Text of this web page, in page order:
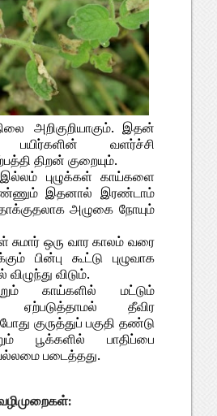
அறிகுறியாகும். இதன்
பயிர்களின் வளர்ச்சி
திறன் குறையும்.
புழுக்கள் காய்களை
இதனால் இரண்டாம்
அழுகை நோயும்
சுமார் ஒரு வார காலம் வரை
பின்பு கூட்டு புழுவாக
விடும்.
காய்களில் மட்டும்
ஏற்படுத்தாமல் தீவிர
குருத்துப் பகுதி தண்டு
பூக்களில் பாதிப்பை
படைத்தது.
வழிமுறைகள்: